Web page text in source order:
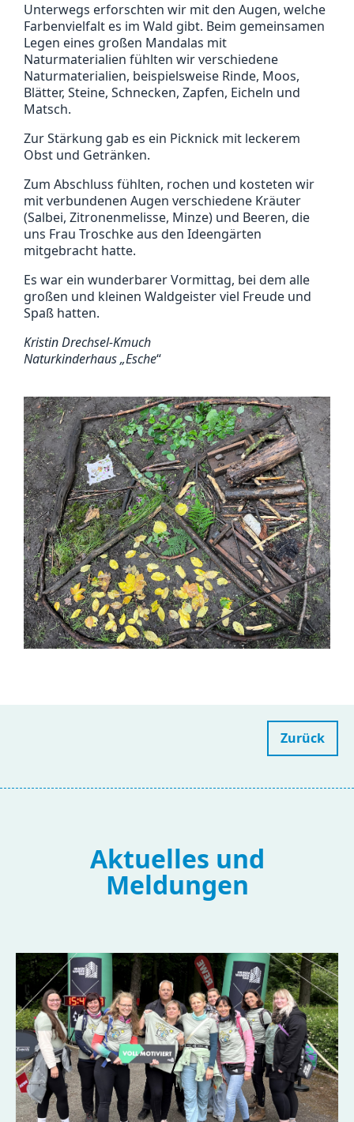
Unterwegs erforschten wir mit den Augen, welche
Farbenvielfalt es im Wald gibt. Beim gemeinsamen
Legen eines großen Mandalas mit
Naturmaterialien fühlten wir verschiedene
Naturmaterialien, beispielsweise Rinde, Moos,
Blätter, Steine, Schnecken, Zapfen, Eicheln und
Matsch.
Zur Stärkung gab es ein Picknick mit leckerem
Obst und Getränken.
Zum Abschluss fühlten, rochen und kosteten wir
mit verbundenen Augen verschiedene Kräuter
(Salbei, Zitronenmelisse, Minze) und Beeren, die
uns Frau Troschke aus den Ideengärten
mitgebracht hatte.
Es war ein wunderbarer Vormittag, bei dem alle
großen und kleinen Waldgeister viel Freude und
Spaß hatten.
Kristin Drechsel-Kmuch
Naturkinderhaus „Esche“
Zurück
Aktuelles und
Meldungen